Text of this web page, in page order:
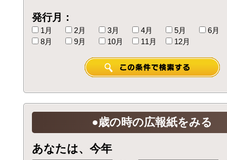
発行月：
1月 2月 3月 4月 5月
6月
8月
9月 10月 11月 12月
●歳の時の広報紙をみる
あなたは、今年